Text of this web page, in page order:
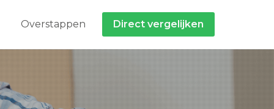
Overstappen Direct vergelijken